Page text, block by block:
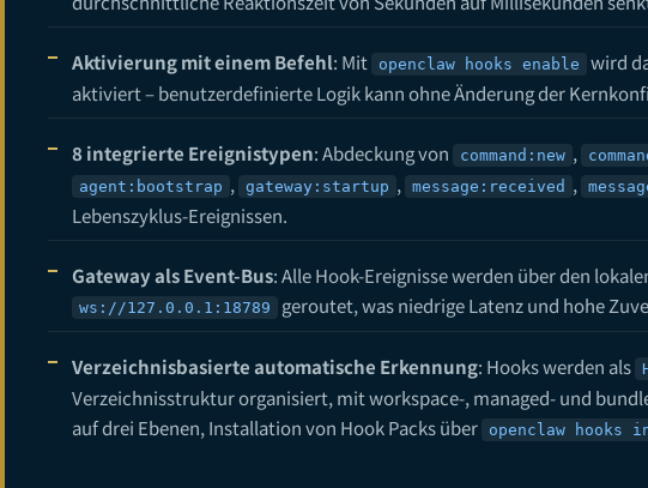
15
17
19
20 OpenClaw
21
22
Aktivierung mit einem Befehl: Mit openclaw hooks enable
wird
aktiviert – benutzerdefinierte Logik kann ohne Änderung der
8 integrierte Ereignistypen: Abdeckung von command:new ,
agent:bootstrap , gateway:startup , message:received ,
Lebenszyklus-Ereignissen.
Gateway als Event-Bus: Alle Hook-Ereignisse werden über den
ws://127.0.0.1:18789 geroutet, was niedrige Latenz und hohe
Verzeichnisbasierte automatische Erkennung: Hooks werden als
Verzeichnisstruktur organisiert, mit workspace-, managed- und
auf drei Ebenen, Installation von Hook Packs über
openclaw hooks